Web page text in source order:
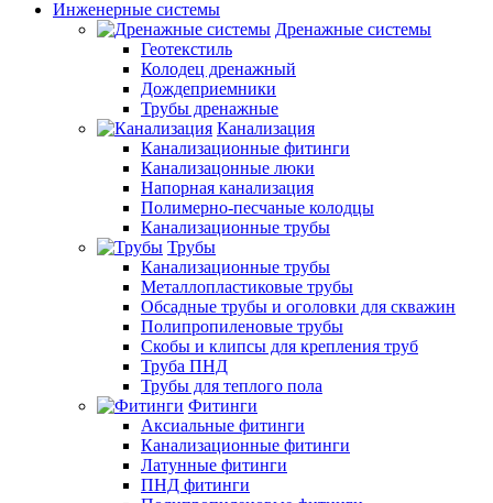
Инженерные системы
Дренажные системы
Геотекстиль
Колодец дренажный
Дождеприемники
Трубы дренажные
Канализация
Канализационные фитинги
Канализацонные люки
Напорная канализация
Полимерно-песчаные колодцы
Канализационные трубы
Трубы
Канализационные трубы
Металлопластиковые трубы
Обсадные трубы и оголовки для скважин
Полипропиленовые трубы
Скобы и клипсы для крепления труб
Труба ПНД
Трубы для теплого пола
Фитинги
Аксиальные фитинги
Канализационные фитинги
Латунные фитинги
ПНД фитинги